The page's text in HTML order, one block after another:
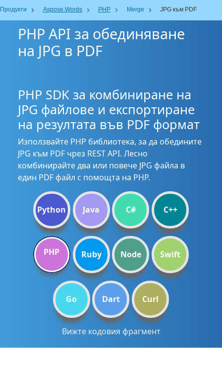
Продукти Aspose.Words PHP Merge JPG към PDF
PHP API за обединяване
на JPG в PDF
PHP SDK за комбиниране на
JPG файлове и експортиране
на резултата във PDF формат
Използвайте PHP библиотека, за да обедините
JPG към PDF чрез REST API. Лесно
комбинирайте два или повече JPG файла в
един PDF файл с помощта на PHP.
Python Java C# C++
PHP Ruby Node Swift
Go Dart Curl
Вижте кодовия фрагмент